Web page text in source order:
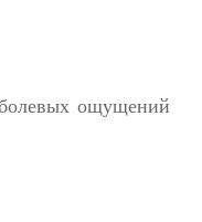
ощущений